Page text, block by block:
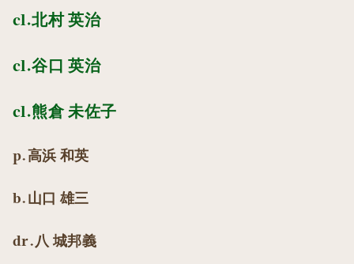
cl.北村 英治
cl.谷口 英治
cl.熊倉 未佐子
p.高浜 和英
b.山口 雄三
dr.八 城邦義